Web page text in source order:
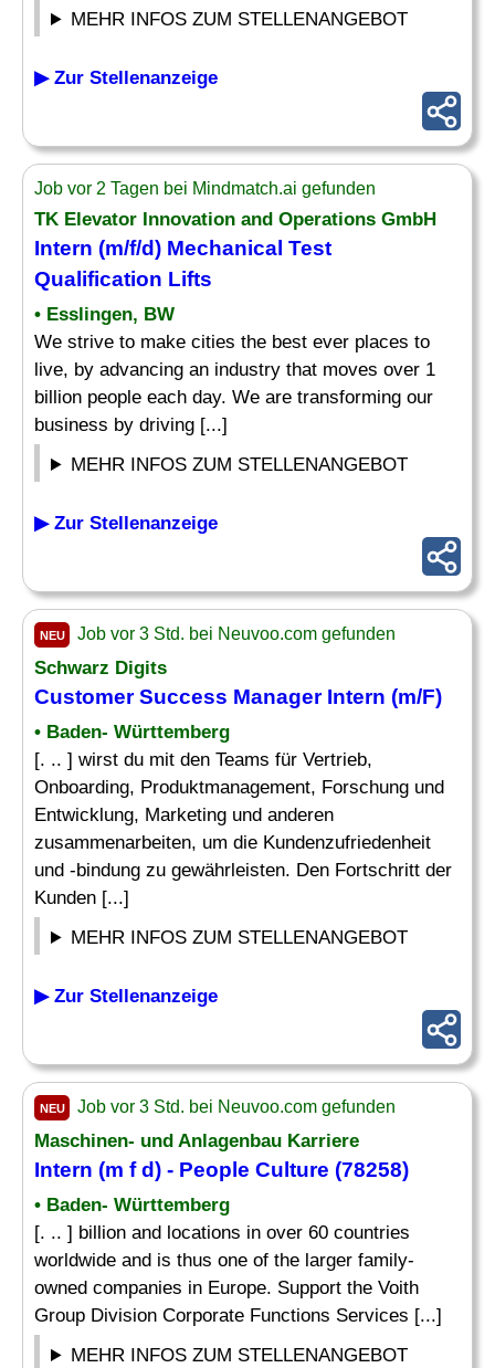
MEHR INFOS ZUM STELLENANGEBOT
▶ Zur Stellenanzeige
Job vor 2 Tagen bei Mindmatch.ai gefunden
TK Elevator Innovation and Operations GmbH
Intern (m/f/d) Mechanical Test
Qualification Lifts
• Esslingen, BW
We strive to make cities the best ever places to
live, by advancing an industry that moves over 1
billion people each day. We are transforming our
business by driving [...]
MEHR INFOS ZUM STELLENANGEBOT
▶ Zur Stellenanzeige
NEU Job vor 3 Std. bei Neuvoo.com gefunden
Schwarz Digits
Customer Success Manager Intern (m/F)
• Baden- Württemberg
[. .. ] wirst du mit den Teams für Vertrieb,
Onboarding, Produktmanagement, Forschung und
Entwicklung, Marketing und anderen
zusammenarbeiten, um die Kundenzufriedenheit
und -bindung zu gewährleisten. Den Fortschritt der
Kunden [...]
MEHR INFOS ZUM STELLENANGEBOT
▶ Zur Stellenanzeige
NEU Job vor 3 Std. bei Neuvoo.com gefunden
Maschinen- und Anlagenbau Karriere
Intern (m f d) - People Culture (78258)
• Baden- Württemberg
[. .. ] billion and locations in over 60 countries
worldwide and is thus one of the larger family-
owned companies in Europe. Support the Voith
Group Division Corporate Functions Services [...]
MEHR INFOS ZUM STELLENANGEBOT